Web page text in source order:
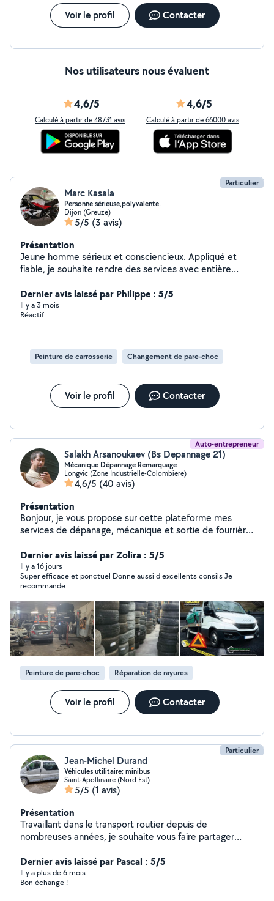
Voir le profil Contacter
Nos utilisateurs nous évaluent
4,6/5
Calculé à partir de 48731 avis
4,6/5
Calculé à partir de 66000 avis
Particulier
Marc Kasala
Personne sérieuse,polyvalente.
Dijon (Greuze)
5/5 (3 avis)
Présentation
Jeune homme sérieux et consciencieux. Appliqué et
fiable, je souhaite rendre des services avec entière
Dernier avis laissé par Philippe : 5/5
Il y a 3 mois
Réactif
Peinture de carrosserie Changement de pare-choc
Voir le profil Contacter
Auto-entrepreneur
Salakh Arsanoukaev (Bs Depannage 21)
Mécanique Dépannage Remarquage
Longvic (Zone Industrielle-Colombiere)
4,6/5 (40 avis)
Présentation
Bonjour, je vous propose sur cette plateforme mes
services de dépanage, mécanique et sortie de fourrière
Dernier avis laissé par Zolira : 5/5
Il y a 16 jours
Super efficace et ponctuel Donne aussi d excellents consils Je
recommande
Peinture de pare-choc Réparation de rayures
Voir le profil Contacter
Particulier
Jean-Michel Durand
Véhicules utilitaire; minibus
Saint-Apollinaire (Nord Est)
5/5 (1 avis)
Présentation
Travaillant dans le transport routier depuis de
nombreuses années, je souhaite vous faire partager
location de mes neufs véhicules allant de la simple
voiture ainsi que l'utilitaire et le minibus. Mes objectifs
sont que vous puissiez être véhiculé en toute sécurité
Dernier avis laissé par Pascal : 5/5
Il y a plus de 6 mois
Bon échange !